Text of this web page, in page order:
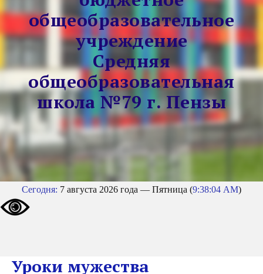
общеобразовательное
учреждение
Средняя
общеобразовательная
школа №79 г. Пензы
Сегодня: 7 августа 2026 года — Пятница (9:38:04 AM)
Уроки мужества